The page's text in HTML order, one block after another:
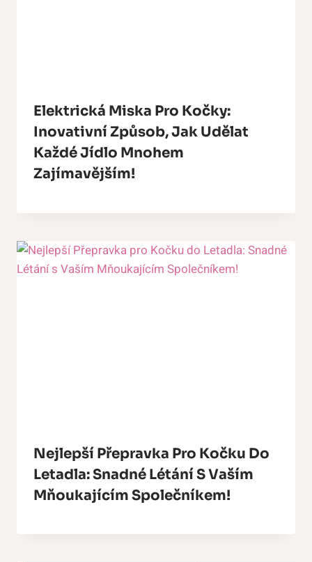
Elektrická Miska Pro Kočky:
Inovativní Způsob, Jak Udělat
Každé Jídlo Mnohem
Zajímavějším!
Nejlepší Přepravka Pro Kočku Do
Letadla: Snadné Létání S Vaším
Mňoukajícím Společníkem!